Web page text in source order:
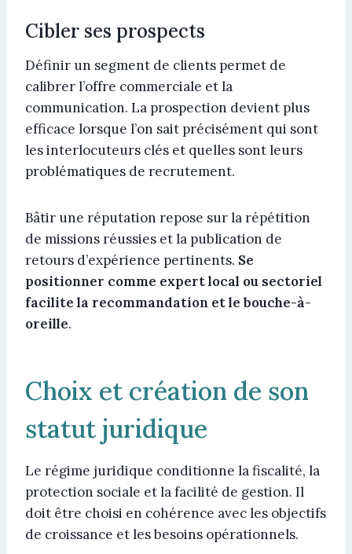
Cibler ses prospects
Définir un segment de clients permet de
calibrer l’offre commerciale et la
communication. La prospection devient plus
efficace lorsque l’on sait précisément qui sont
les interlocuteurs clés et quelles sont leurs
problématiques de recrutement.
Bâtir une réputation repose sur la répétition
de missions réussies et la publication de
retours d’expérience pertinents. Se
positionner comme expert local ou sectoriel
facilite la recommandation et le bouche-à-
oreille.
Choix et création de son
statut juridique
Le régime juridique conditionne la fiscalité, la
protection sociale et la facilité de gestion. Il
doit être choisi en cohérence avec les objectifs
de croissance et les besoins opérationnels.